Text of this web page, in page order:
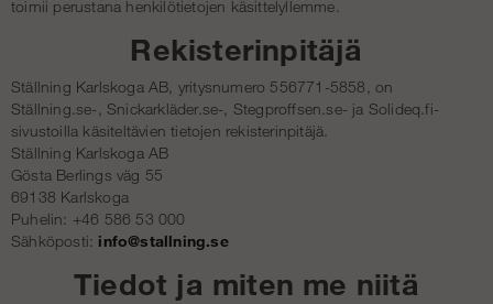
toimii perustana henkilötietojen käsittelyllemme.
Rekisterinpitäjä
Ställning Karlskoga AB, yritysnumero 556771-5858, on
Ställning.se-, Snickarkläder.se-, Stegproffsen.se- ja Solideq.fi-
sivustoilla käsiteltävien tietojen rekisterinpitäjä.
Ställning Karlskoga AB
Gösta Berlings väg 55
69138 Karlskoga
Puhelin: +46 586 53 000
Sähköposti: info@stallning.se
Tiedot ja miten me niitä